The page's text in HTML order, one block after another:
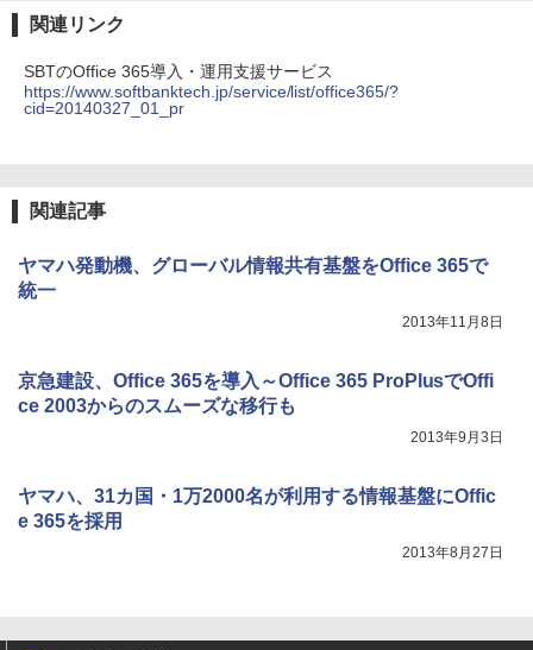
関連リンク
SBTのOffice 365導入・運用支援サービス
https://www.softbanktech.jp/service/list/office365/?
cid=20140327_01_pr
関連記事
ヤマハ発動機、グローバル情報共有基盤をOffice 365で
統一
2013年11月8日
京急建設、Office 365を導入～Office 365 ProPlusでOffi
ce 2003からのスムーズな移行も
2013年9月3日
ヤマハ、31カ国・1万2000名が利用する情報基盤にOffic
e 365を採用
2013年8月27日